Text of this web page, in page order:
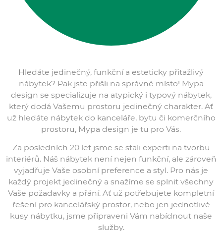
Hledáte jedinečný, funkční a esteticky přitažlivý
nábytek? Pak jste přišli na správné místo! Mypa
design se specializuje na atypický i typový nábytek,
který dodá Vašemu prostoru jedinečný charakter. Ať
už hledáte nábytek do kanceláře, bytu či komerčního
prostoru, Mypa design je tu pro Vás.
Za posledních 20 let jsme se stali experti na tvorbu
interiérů. Náš nábytek není nejen funkční, ale zároveň
vyjadřuje Vaše osobní preference a styl. Pro nás je
každý projekt jedinečný a snažíme se splnit všechny
Vaše požadavky a přání. Ať už potřebujete kompletní
řešení pro kancelářský prostor, nebo jen jednotlivé
kusy nábytku, jsme připraveni Vám nabídnout naše
služby.